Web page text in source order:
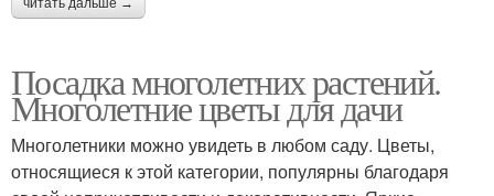
читать дальше →
Посадка многолетних растений.
Многолетние цветы для дачи
Многолетники можно увидеть в любом саду. Цветы,
относящиеся к этой категории, популярны благодаря